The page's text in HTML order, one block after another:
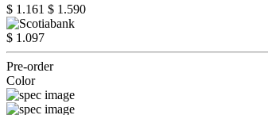
$ 1.161 $ 1.590
$ 1.097
Pre-order
Color